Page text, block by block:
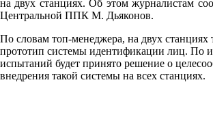
на двух станциях. Об этом журналистам
Центральной ППК М. Дьяконов.
По словам топ-менеджера, на двух станциях
прототип системы идентификации лиц. По
испытаний будет принято решение о
внедрения такой системы на всех станциях.